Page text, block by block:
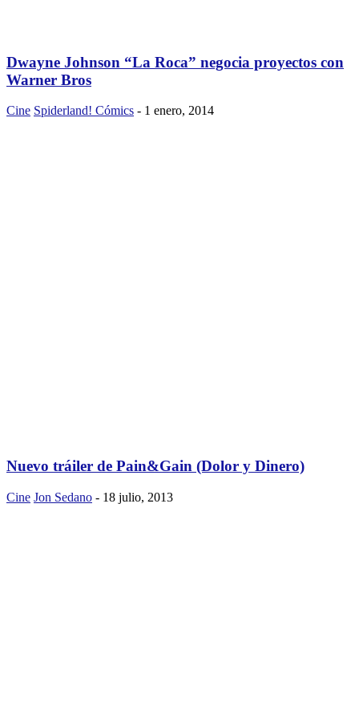
Dwayne Johnson “La Roca” negocia proyectos con
Warner Bros
Cine Spiderland! Cómics - 1 enero, 2014
Nuevo tráiler de Pain&Gain (Dolor y Dinero)
Cine Jon Sedano - 18 julio, 2013